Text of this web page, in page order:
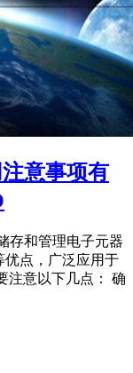
意事项有
存和管理电子元器
优点，广泛应用于
注意以下几点： 确